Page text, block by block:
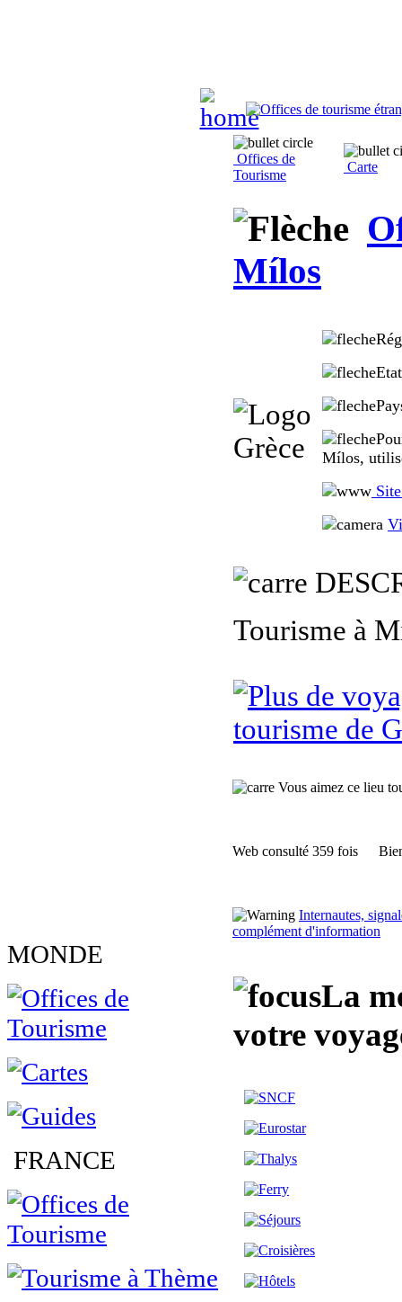
MONDE
FRANCE
Offices de
Tourisme
Carte
Mílos
Etat
Mílos,
Tourisme à
tourisme de
Vous aimez ce lieu
Web consulté 359 fois
Internautes,
complément d'information
La
votre